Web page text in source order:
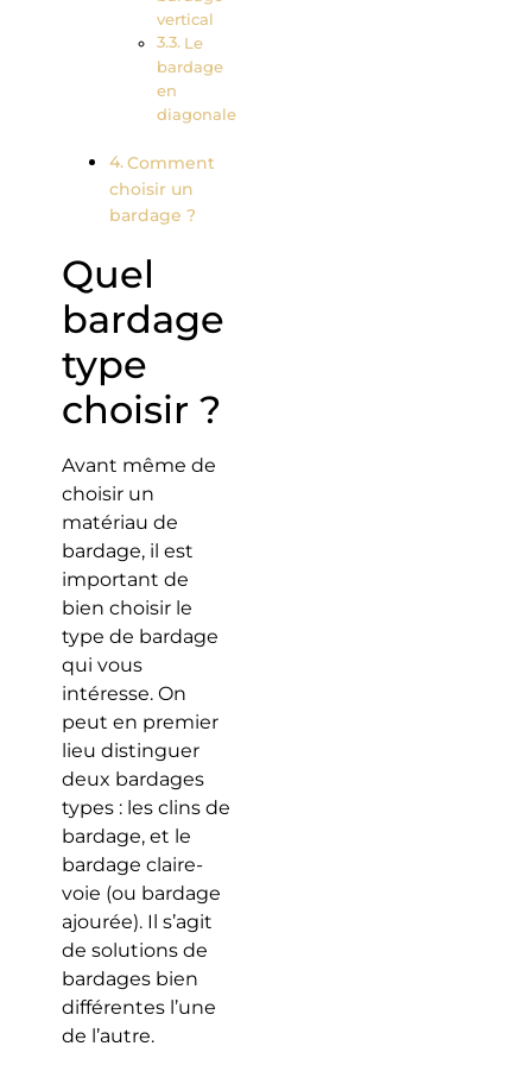
vertical
Le
bardage
en
diagonale
Comment
choisir un
bardage ?
Quel
bardage
type
choisir ?
Avant même de
choisir un
matériau de
bardage, il est
important de
bien choisir le
type de bardage
qui vous
intéresse. On
peut en premier
lieu distinguer
deux bardages
types : les clins de
bardage, et le
bardage claire-
voie (ou bardage
ajourée). Il s’agit
de solutions de
bardages bien
différentes l’une
de l’autre.